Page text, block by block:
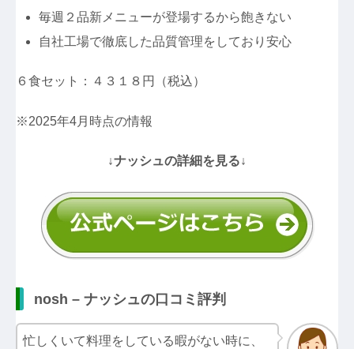
毎週２品新メニューが登場するから飽きない
自社工場で徹底した品質管理をしており安心
６食セット：４３１８円（税込）
※2025年4月時点の情報
↓ナッシュの詳細を見る↓
nosh – ナッシュの口コミ評判
忙しくいて料理をしている暇がない時に、